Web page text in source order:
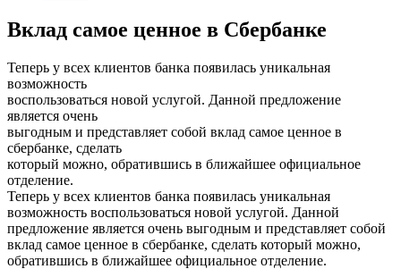
Вклад самое ценное в Сбербанке
Теперь у всех клиентов банка появилась уникальная
возможность
воспользоваться новой услугой. Данной предложение
является очень
выгодным и представляет собой вклад самое ценное в
сбербанке, сделать
который можно, обратившись в ближайшее официальное
отделение.
Теперь у всех клиентов банка появилась уникальная
возможность воспользоваться новой услугой. Данной
предложение является очень выгодным и представляет собой
вклад самое ценное в сбербанке, сделать который можно,
обратившись в ближайшее официальное отделение.